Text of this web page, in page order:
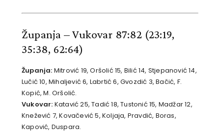
Županja – Vukovar 87:82 (23:19,
35:38, 62:64)
Županja: Mitrović 19, Oršolić 15, Bilić 14, Stjepanović 14,
Lučić 10, Mihaljević 6, Labrtić 6, Gvozdić 3, Bačić, F.
Kopić, M. Oršolić.
Vukovar: Katavić 25, Tadić 18, Tustonić 15, Madžar 12,
Knežević 7, Kovačević 5, Koljaja, Pravdić, Boras,
Kapović, Duspara.